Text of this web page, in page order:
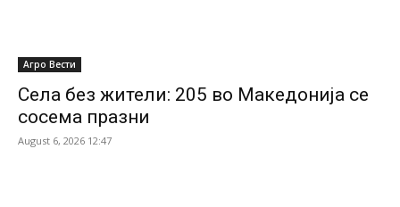
Агро Вести
Села без жители: 205 во Македонија се
сосема празни
August 6, 2026 12:47